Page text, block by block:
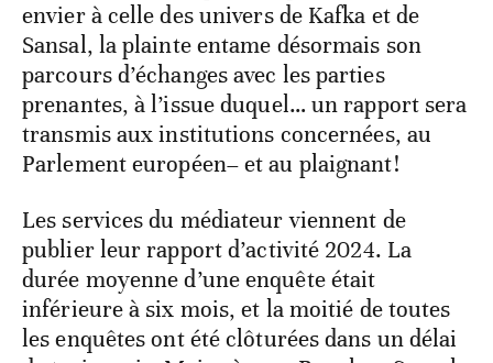
envier à celle des univers de Kafka et de
Sansal, la plainte entame désormais son
parcours d’échanges avec les parties
prenantes, à l’issue duquel… un rapport sera
transmis aux institutions concernées, au
Parlement européen– et au plaignant!
Les services du médiateur viennent de
publier leur rapport d’activité 2024. La
durée moyenne d’une enquête était
inférieure à six mois, et la moitié de toutes
les enquêtes ont été clôturées dans un délai